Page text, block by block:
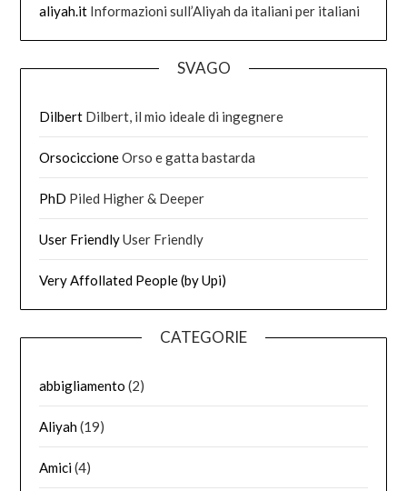
aliyah.it Informazioni sull’Aliyah da italiani per italiani
SVAGO
Dilbert Dilbert, il mio ideale di ingegnere
OrsociccioneOrso e gatta bastarda
PhD Piled Higher & Deeper
User FriendlyUser Friendly
Very Affollated People (by Upi)
CATEGORIE
abbigliamento (2)
Aliyah(19)
Amici(4)